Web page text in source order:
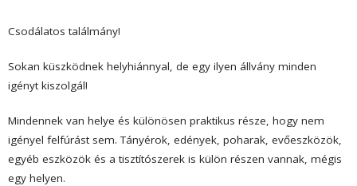
Csodálatos találmány!
Sokan küszködnek helyhiánnyal, de egy ilyen állvány minden
igényt kiszolgál!
Mindennek van helye és különösen praktikus része, hogy nem
igényel felfúrást sem. Tányérok, edények, poharak, evőeszközök,
egyéb eszközök és a tisztítószerek is külön részen vannak, mégis
egy helyen.